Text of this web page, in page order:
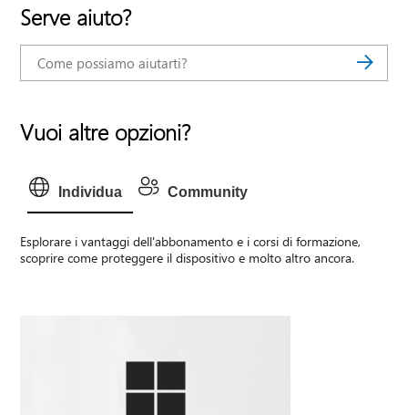
Serve aiuto?
Vuoi altre opzioni?
Individua Community
Esplorare i vantaggi dell'abbonamento e i corsi di formazione,
scoprire come proteggere il dispositivo e molto altro ancora.